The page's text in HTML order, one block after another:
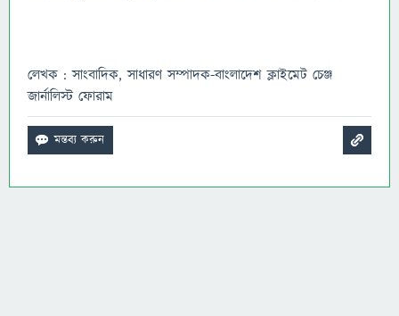
লেখক : সাংবাদিক, সাধারণ সম্পাদক-বাংলাদেশ ক্লাইমেট চেঞ্জ
জার্নালিস্ট ফোরাম